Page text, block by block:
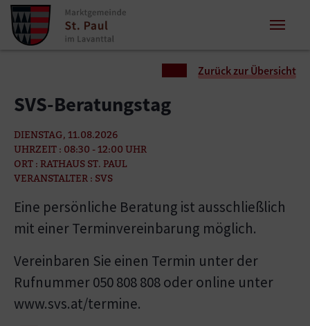
Zum Inhalt springen
Zum Seitenende springen
Zurück zur Übersicht
SVS-Beratungstag
DIENSTAG, 11.08.2026
UHRZEIT : 08:30 - 12:00 UHR
ORT : RATHAUS ST. PAUL
VERANSTALTER : SVS
Eine persönliche Beratung ist ausschließlich
mit einer Terminvereinbarung möglich.
Vereinbaren Sie einen Termin unter der
Rufnummer 050 808 808 oder online unter
www.svs.at/termine.